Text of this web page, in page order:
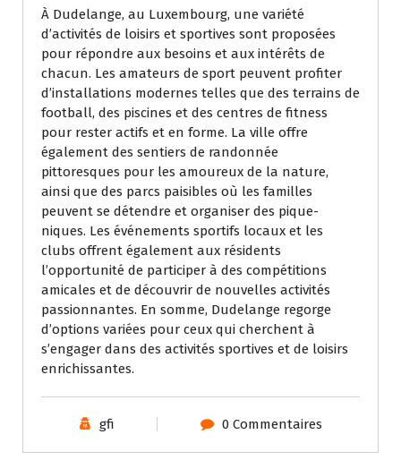
À Dudelange, au Luxembourg, une variété
d’activités de loisirs et sportives sont proposées
pour répondre aux besoins et aux intérêts de
chacun. Les amateurs de sport peuvent profiter
d’installations modernes telles que des terrains de
football, des piscines et des centres de fitness
pour rester actifs et en forme. La ville offre
également des sentiers de randonnée
pittoresques pour les amoureux de la nature,
ainsi que des parcs paisibles où les familles
peuvent se détendre et organiser des pique-
niques. Les événements sportifs locaux et les
clubs offrent également aux résidents
l’opportunité de participer à des compétitions
amicales et de découvrir de nouvelles activités
passionnantes. En somme, Dudelange regorge
d’options variées pour ceux qui cherchent à
s’engager dans des activités sportives et de loisirs
enrichissantes.
gfi 0 Commentaires